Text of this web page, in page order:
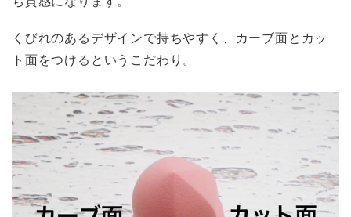
くびれのあるデザインで持ちやすく、カーブ面とカッ
ト面をつけるというこだわり。